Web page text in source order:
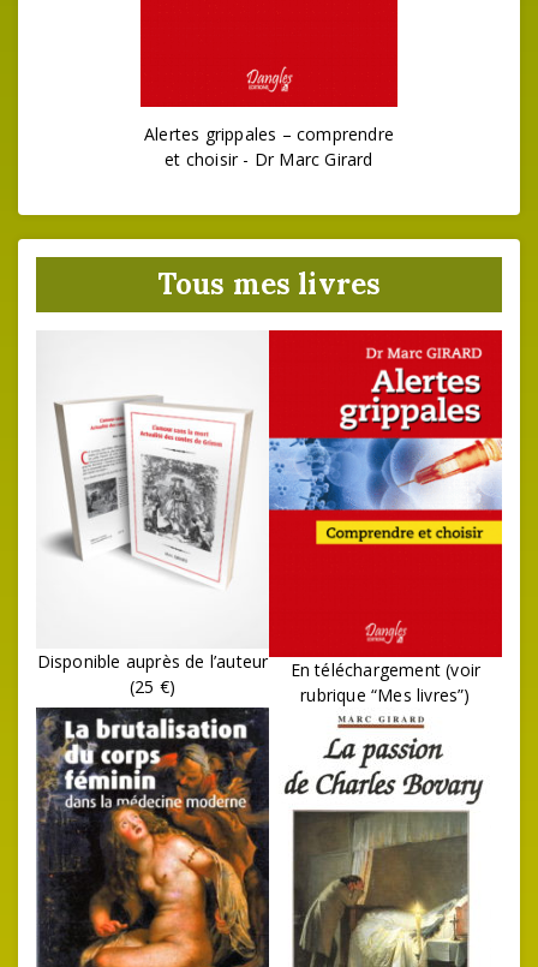
Alertes grippales – comprendre
et choisir - Dr Marc Girard
Tous mes livres
Disponible auprès de l’auteur
(25 €)
En téléchargement (voir
rubrique “Mes livres”)